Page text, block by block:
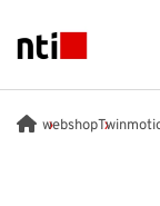
NTI logo
webshop